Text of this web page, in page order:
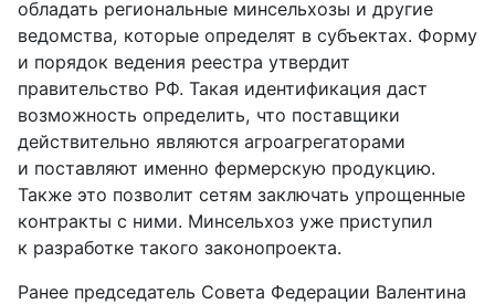
обладать региональные минсельхозы и другие
ведомства, которые определят в субъектах. Форму
и порядок ведения реестра утвердит
правительство РФ. Такая идентификация даст
возможность определить, что поставщики
действительно являются агроагрегаторами
и поставляют именно фермерскую продукцию.
Также это позволит сетям заключать упрощенные
контракты с ними. Минсельхоз уже приступил
к разработке такого законопроекта.
Ранее председатель Совета Федерации Валентина